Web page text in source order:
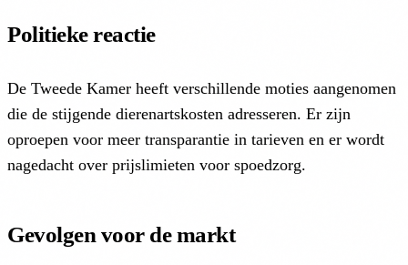
Politieke reactie
De Tweede Kamer heeft verschillende moties aangenomen
die de stijgende dierenartskosten adresseren. Er zijn
oproepen voor meer transparantie in tarieven en er wordt
nagedacht over prijslimieten voor spoedzorg.
Gevolgen voor de markt